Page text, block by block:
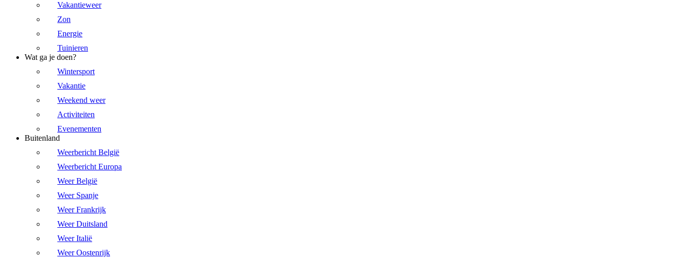
Vakantieweer
Zon
Energie
Tuinieren
Wat ga je doen?
Wintersport
Vakantie
Weekend weer
Activiteiten
Evenementen
Buitenland
Weerbericht België
Weerbericht Europa
Weer België
Weer Spanje
Weer Frankrijk
Weer Duitsland
Weer Italië
Weer Oostenrijk